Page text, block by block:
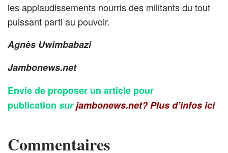
les applaudissements nourris des militants du tout
puissant parti au pouvoir.
Agnès Uwimbabazi
Jambonews.net
Envie de proposer un article pour
publication surjambonews.net?Plus d’infos ici
Commentaires